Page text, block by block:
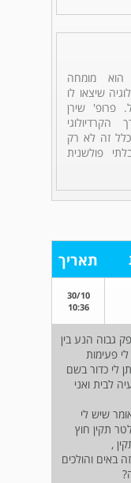
הוא מומחה
שיצאו לו
פרופ' שירן
זה לא רק
פולשנית
תאריך
30/10
10:36
גבוה הנע בין
לי פעימות
לי כדור בשם
בעיה לבית ואני
שיש לי
תקין חוץ
,
באים והולכים